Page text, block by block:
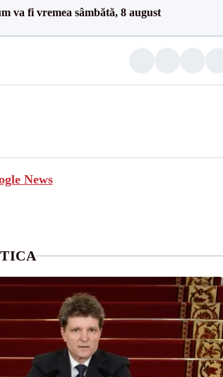
va fi vremea sâmbătă, 8 august
News